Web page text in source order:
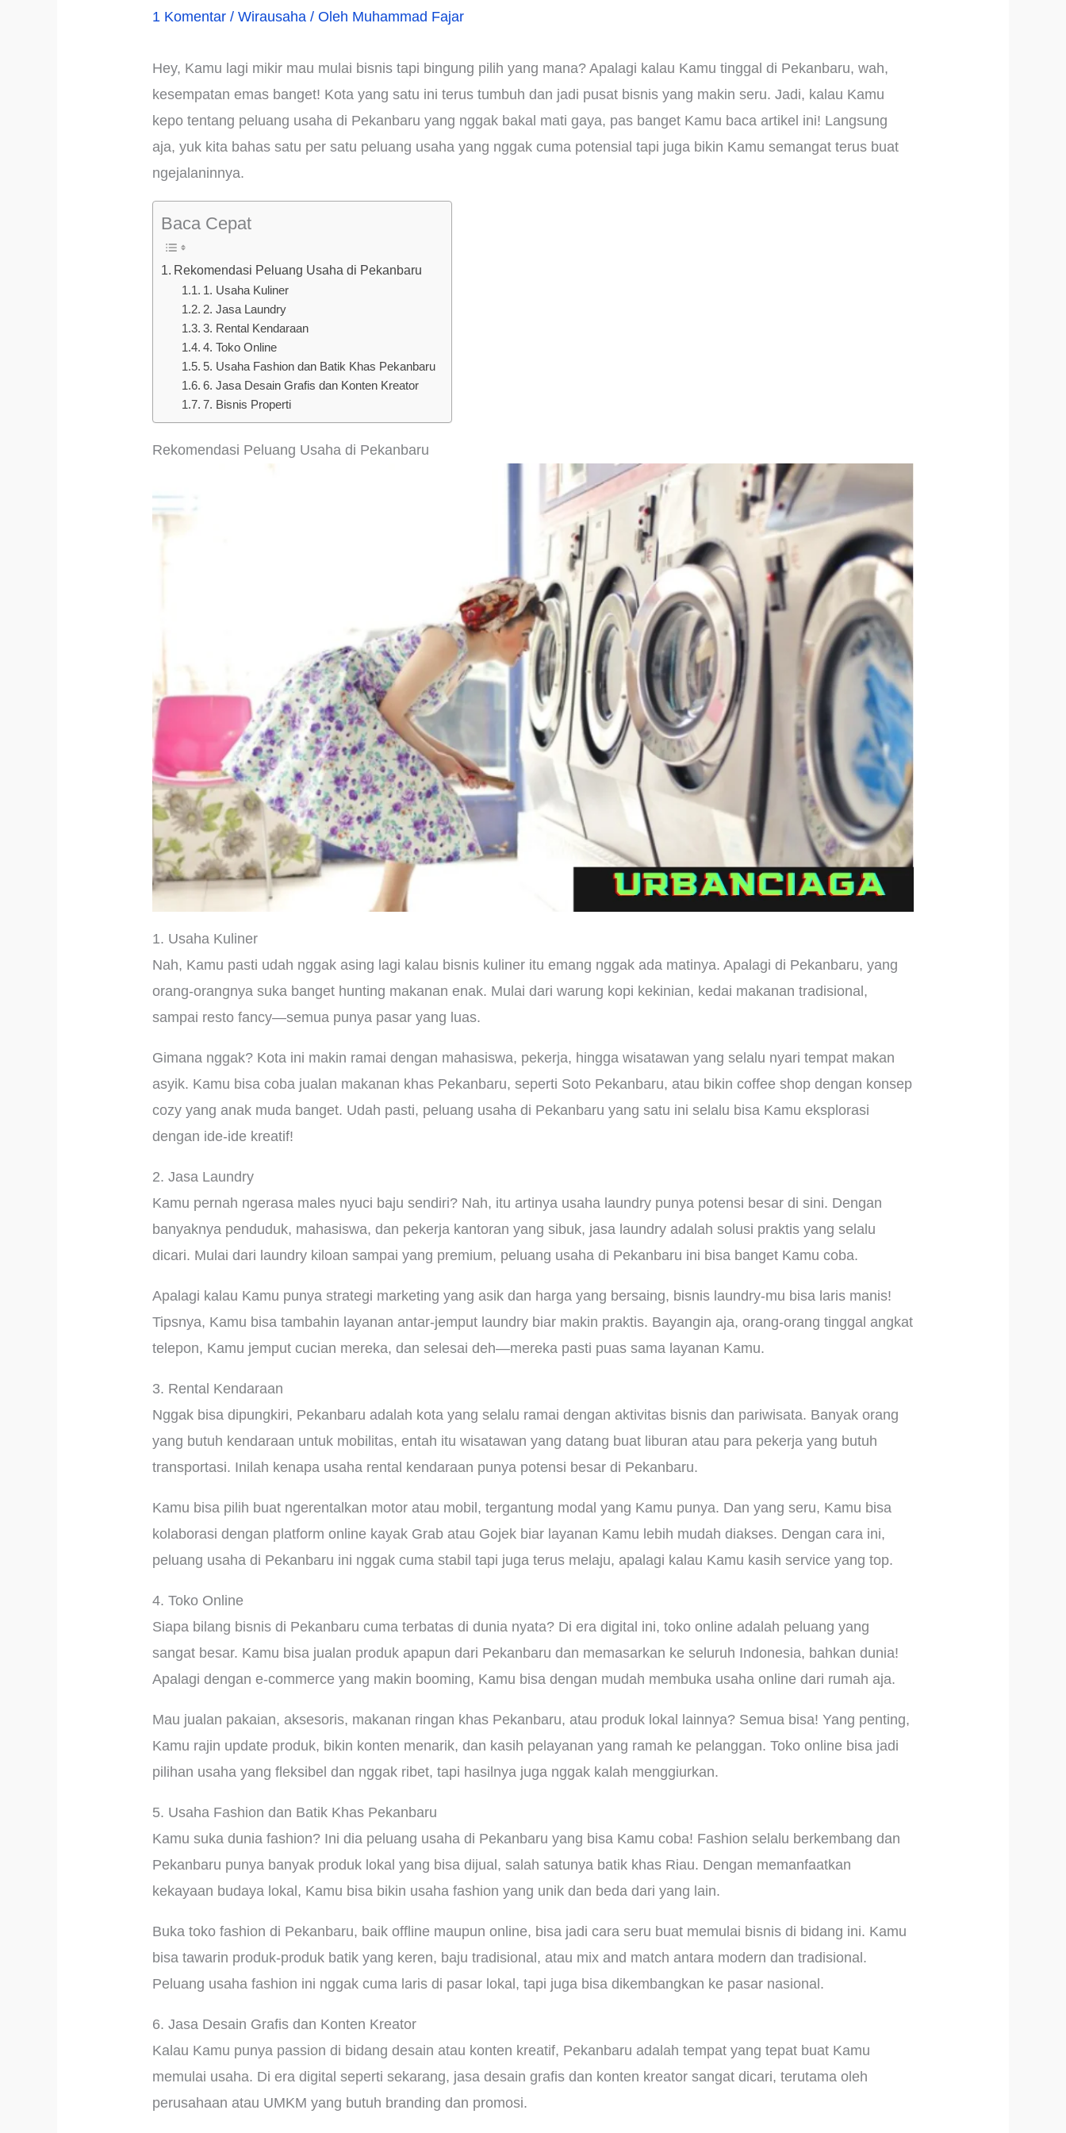
1 Komentar /Wirausaha / Oleh Muhammad Fajar
Hey, Kamu lagi mikir mau mulai bisnis tapi bingung pilih yang mana? Apalagi kalau Kamu tinggal di Pekanbaru, wah,
kesempatan emas banget! Kota yang satu ini terus tumbuh dan jadi pusat bisnis yang makin seru. Jadi, kalau Kamu
kepo tentang peluang usaha di Pekanbaru yang nggak bakal mati gaya, pas banget Kamu baca artikel ini! Langsung
aja, yuk kita bahas satu per satu peluang usaha yang nggak cuma potensial tapi juga bikin Kamu semangat terus buat
ngejalaninnya.
Baca Cepat
Rekomendasi Peluang Usaha di Pekanbaru
1. Usaha Kuliner
2. Jasa Laundry
3. Rental Kendaraan
4. Toko Online
5. Usaha Fashion dan Batik Khas Pekanbaru
6. Jasa Desain Grafis dan Konten Kreator
7. Bisnis Properti
Rekomendasi Peluang Usaha di Pekanbaru
1. Usaha Kuliner
Nah, Kamu pasti udah nggak asing lagi kalau bisnis kuliner itu emang nggak ada matinya. Apalagi di Pekanbaru, yang
orang-orangnya suka banget hunting makanan enak. Mulai dari warung kopi kekinian, kedai makanan tradisional,
sampai resto fancy—semua punya pasar yang luas.
Gimana nggak? Kota ini makin ramai dengan mahasiswa, pekerja, hingga wisatawan yang selalu nyari tempat makan
asyik. Kamu bisa coba jualan makanan khas Pekanbaru, seperti Soto Pekanbaru, atau bikin coffee shop dengan konsep
cozy yang anak muda banget. Udah pasti, peluang usaha di Pekanbaru yang satu ini selalu bisa Kamu eksplorasi
dengan ide-ide kreatif!
2. Jasa Laundry
Kamu pernah ngerasa males nyuci baju sendiri? Nah, itu artinya usaha laundry punya potensi besar di sini. Dengan
banyaknya penduduk, mahasiswa, dan pekerja kantoran yang sibuk, jasa laundry adalah solusi praktis yang selalu
dicari. Mulai dari laundry kiloan sampai yang premium, peluang usaha di Pekanbaru ini bisa banget Kamu coba.
Apalagi kalau Kamu punya strategi marketing yang asik dan harga yang bersaing, bisnis laundry-mu bisa laris manis!
Tipsnya, Kamu bisa tambahin layanan antar-jemput laundry biar makin praktis. Bayangin aja, orang-orang tinggal angkat
telepon, Kamu jemput cucian mereka, dan selesai deh—mereka pasti puas sama layanan Kamu.
3. Rental Kendaraan
Nggak bisa dipungkiri, Pekanbaru adalah kota yang selalu ramai dengan aktivitas bisnis dan pariwisata. Banyak orang
yang butuh kendaraan untuk mobilitas, entah itu wisatawan yang datang buat liburan atau para pekerja yang butuh
transportasi. Inilah kenapa usaha rental kendaraan punya potensi besar di Pekanbaru.
Kamu bisa pilih buat ngerentalkan motor atau mobil, tergantung modal yang Kamu punya. Dan yang seru, Kamu bisa
kolaborasi dengan platform online kayak Grab atau Gojek biar layanan Kamu lebih mudah diakses. Dengan cara ini,
peluang usaha di Pekanbaru ini nggak cuma stabil tapi juga terus melaju, apalagi kalau Kamu kasih service yang top.
4. Toko Online
Siapa bilang bisnis di Pekanbaru cuma terbatas di dunia nyata? Di era digital ini, toko online adalah peluang yang
sangat besar. Kamu bisa jualan produk apapun dari Pekanbaru dan memasarkan ke seluruh Indonesia, bahkan dunia!
Apalagi dengan e-commerce yang makin booming, Kamu bisa dengan mudah membuka usaha online dari rumah aja.
Mau jualan pakaian, aksesoris, makanan ringan khas Pekanbaru, atau produk lokal lainnya? Semua bisa! Yang penting,
Kamu rajin update produk, bikin konten menarik, dan kasih pelayanan yang ramah ke pelanggan. Toko online bisa jadi
pilihan usaha yang fleksibel dan nggak ribet, tapi hasilnya juga nggak kalah menggiurkan.
5. Usaha Fashion dan Batik Khas Pekanbaru
Kamu suka dunia fashion? Ini dia peluang usaha di Pekanbaru yang bisa Kamu coba! Fashion selalu berkembang dan
Pekanbaru punya banyak produk lokal yang bisa dijual, salah satunya batik khas Riau. Dengan memanfaatkan
kekayaan budaya lokal, Kamu bisa bikin usaha fashion yang unik dan beda dari yang lain.
Buka toko fashion di Pekanbaru, baik offline maupun online, bisa jadi cara seru buat memulai bisnis di bidang ini. Kamu
bisa tawarin produk-produk batik yang keren, baju tradisional, atau mix and match antara modern dan tradisional.
Peluang usaha fashion ini nggak cuma laris di pasar lokal, tapi juga bisa dikembangkan ke pasar nasional.
6. Jasa Desain Grafis dan Konten Kreator
Kalau Kamu punya passion di bidang desain atau konten kreatif, Pekanbaru adalah tempat yang tepat buat Kamu
memulai usaha. Di era digital seperti sekarang, jasa desain grafis dan konten kreator sangat dicari, terutama oleh
perusahaan atau UMKM yang butuh branding dan promosi.